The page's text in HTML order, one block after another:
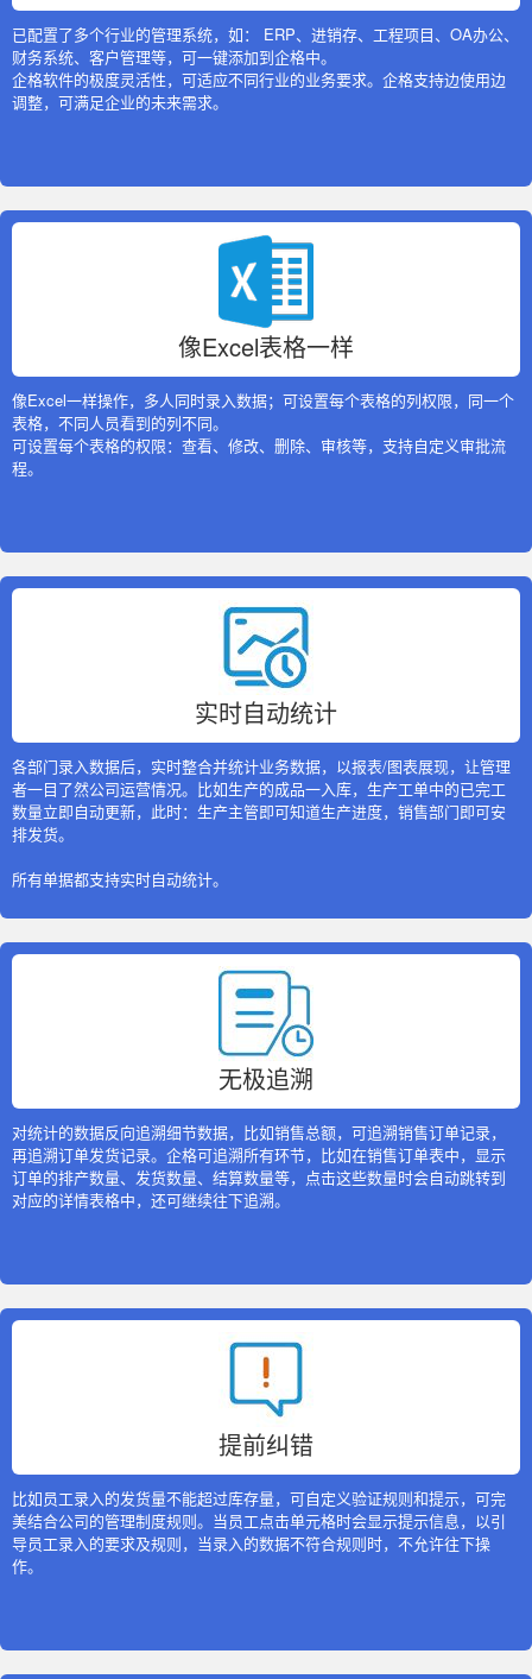
已配置了多个行业的管理系统，如： ERP、进销存、工程项目、OA办公、
财务系统、客户管理等，可一键添加到企格中。
企格软件的极度灵活性，可适应不同行业的业务要求。企格支持边使用边
调整，可满足企业的未来需求。
像Excel表格一样
像Excel一样操作，多人同时录入数据；可设置每个表格的列权限，同一个
表格，不同人员看到的列不同。
可设置每个表格的权限：查看、修改、删除、审核等，支持自定义审批流
程。
实时自动统计
各部门录入数据后，实时整合并统计业务数据，以报表/图表展现，让管理
者一目了然公司运营情况。比如生产的成品一入库，生产工单中的已完工
数量立即自动更新，此时：生产主管即可知道生产进度，销售部门即可安
排发货。
所有单据都支持实时自动统计。
无极追溯
对统计的数据反向追溯细节数据，比如销售总额，可追溯销售订单记录，
再追溯订单发货记录。企格可追溯所有环节，比如在销售订单表中，显示
订单的排产数量、发货数量、结算数量等，点击这些数量时会自动跳转到
对应的详情表格中，还可继续往下追溯。
提前纠错
比如员工录入的发货量不能超过库存量，可自定义验证规则和提示，可完
美结合公司的管理制度规则。当员工点击单元格时会显示提示信息，以引
导员工录入的要求及规则，当录入的数据不符合规则时，不允许往下操
作。